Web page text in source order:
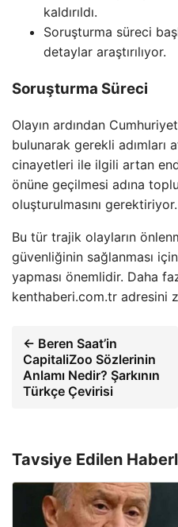
kaldırıldı.
Soruşturma süreci
detaylar araştırılıyor.
Soruşturma Süreci
Olayın ardından
bulunarak gerekli adımları
cinayetleri ile ilgili artan
önüne geçilmesi adına
oluşturulmasını gerektiriyor.
Bu tür trajik olayların
güvenliğinin sağlanması
yapması önemlidir. Daha
kenthaberi.com.tr adresini
← Beren Saat’in
CapitaliZoo Sözlerinin
Anlamı Nedir? Şarkının
Türkçe Çevirisi
Tavsiye Edilen